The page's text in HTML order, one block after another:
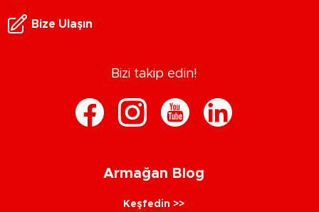
Bize Ulaşın
Bizi takip edin!
Armağan Blog
Keşfedin >>